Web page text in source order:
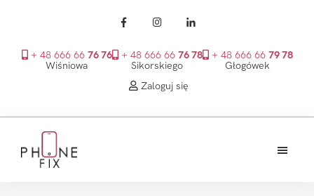
+ 48 666 66 76 76
Wiśniowa
+ 48 666 66 76 78
Sikorskiego
+ 48 666 66 79 78
Głogówek
Zaloguj się
głównego